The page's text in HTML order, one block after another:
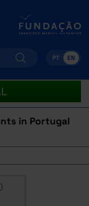
PT EN
in Portugal